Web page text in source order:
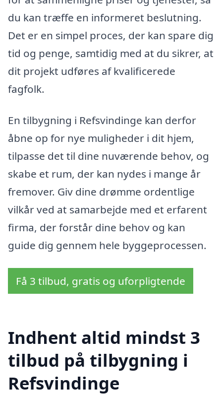
du kan træffe en informeret beslutning.
Det er en simpel proces, der kan spare dig
tid og penge, samtidig med at du sikrer, at
dit projekt udføres af kvalificerede
fagfolk.
En tilbygning i Refsvindinge kan derfor
åbne op for nye muligheder i dit hjem,
tilpasse det til dine nuværende behov, og
skabe et rum, der kan nydes i mange år
fremover. Giv dine drømme ordentlige
vilkår ved at samarbejde med et erfarent
firma, der forstår dine behov og kan
guide dig gennem hele byggeprocessen.
Få 3 tilbud, gratis og uforpligtende
Indhent altid mindst 3
tilbud på tilbygning i
Refsvindinge